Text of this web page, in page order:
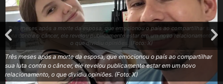
Três meses após a morte da esposa, que emocionou o país ao compartilhar sua
luta contra o câncer, ele revelou publicamente estar em um novo relacionamento,
o que dividiu opiniões. (Foto: X)
Três meses após a morte da esposa, que emocionou o país ao compartilhar
sua luta contra o câncer, ele revelou publicamente estar em um novo
relacionamento, o que dividiu opiniões. (Foto: X)